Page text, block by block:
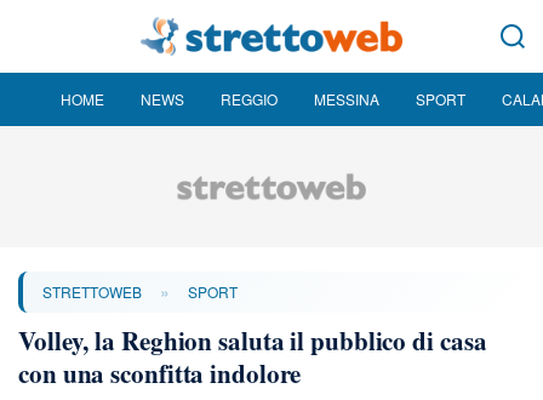
HOME NEWS REGGIO MESSINA SPORT
STRETTOWEB » SPORT
Volley, la Reghion saluta il pubblico di casa
con una sconfitta indolore